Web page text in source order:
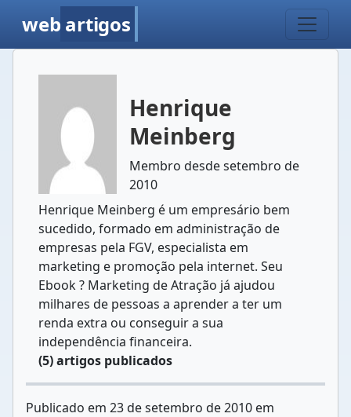
web artigos
Henrique
Meinberg
Membro desde setembro de
2010
Henrique Meinberg é um empresário bem
sucedido, formado em administração de
empresas pela FGV, especialista em
marketing e promoção pela internet. Seu
Ebook ? Marketing de Atração já ajudou
milhares de pessoas a aprender a ter um
renda extra ou conseguir a sua
independência financeira.
(5) artigos publicados
Publicado em 23 de setembro de 2010 em